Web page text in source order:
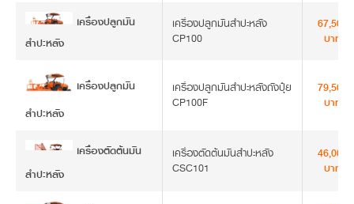
เครื่องปลูกมัน
สำปะหลัง
เครื่องปลูกมันสำปะหลัง
CP100
67,500
บาท
เครื่องปลูกมัน
สำปะหลัง
เครื่องปลูกมันสำปะหลังถังปุ๋ย
CP100F
79,500
บาท
เครื่องตัดต้นมัน
สำปะหลัง
เครื่องตัดต้นมันสำปะหลัง
CSC101
46,000
บาท